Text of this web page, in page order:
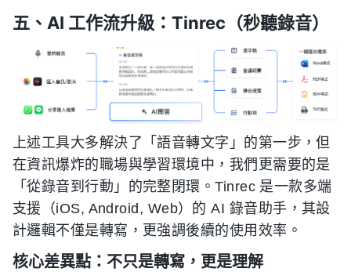
五、AI 工作流升級：Tinrec（秒聽錄音）
上述工具大多解決了「語音轉文字」的第一步，但
在資訊爆炸的職場與學習環境中，我們更需要的是
「從錄音到行動」的完整閉環。Tinrec 是一款多端
支援（iOS, Android, Web）的 AI 錄音助手，其設
計邏輯不僅是轉寫，更強調後續的使用效率。
核心差異點：不只是轉寫，更是理解